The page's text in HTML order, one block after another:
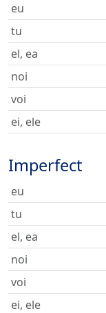
eu
tu
el, ea
noi
voi
ei, ele
Imperfect
eu
tu
el, ea
noi
voi
ei, ele